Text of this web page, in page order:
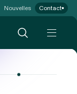
Nouvelles Contact